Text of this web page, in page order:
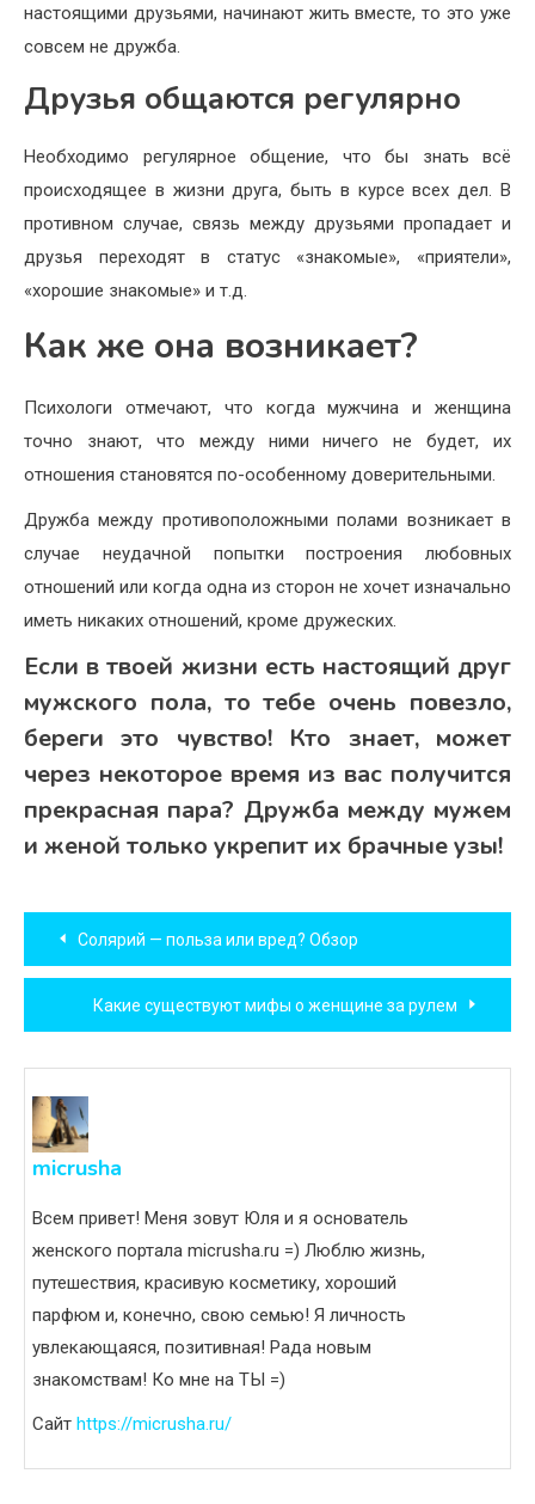
настоящими друзьями, начинают жить вместе, то это уже
совсем не дружба.
Друзья общаются регулярно
Необходимо регулярное общение, что бы знать всё
происходящее в жизни друга, быть в курсе всех дел. В
противном случае, связь между друзьями пропадает и
друзья переходят в статус «знакомые», «приятели»,
«хорошие знакомые» и т.д.
Как же она возникает?
Психологи отмечают, что когда мужчина и женщина
точно знают, что между ними ничего не будет, их
отношения становятся по-особенному доверительными.
Дружба между противоположными полами возникает в
случае неудачной попытки построения любовных
отношений или когда одна из сторон не хочет изначально
иметь никаких отношений, кроме дружеских.
Если в твоей жизни есть настоящий друг
мужского пола, то тебе очень повезло,
береги это чувство! Кто знает, может
через некоторое время из вас получится
прекрасная пара? Дружба между мужем
и женой только укрепит их брачные узы!
Навигация
по
записям
Солярий — польза или вред? Обзор
Какие существуют мифы о женщине за рулем
micrusha
Всем привет! Меня зовут Юля и я основатель
женского портала micrusha.ru =) Люблю жизнь,
путешествия, красивую косметику, хороший
парфюм и, конечно, свою семью! Я личность
увлекающаяся, позитивная! Рада новым
знакомствам! Ко мне на ТЫ =)
Сайт https://micrusha.ru/